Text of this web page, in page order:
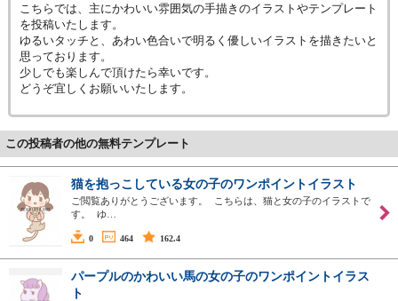
こちらでは、主にかわいい雰囲気の手描きのイラストやテンプレート
を投稿いたします。
ゆるいタッチと、あわい色合いで明るく優しいイラストを描きたいと
思っております。
少しでも楽しんで頂けたら幸いです。
どうぞ宜しくお願いいたします。
この投稿者の他の無料テンプレート
猫を抱っこしている女の子のワンポイントイラスト
ご閲覧ありがとうございます。 こちらは、猫と女の子のイラストで
す。 ゆ…
0 464 162.4
パープルのかわいい馬の女の子のワンポイントイラス
ト